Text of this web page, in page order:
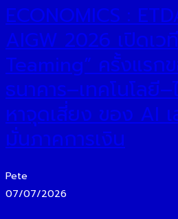
ECONOMICS :
AIGW 2026 เปิดเว
Teaming” ครั้งแรก
ธนาคาร–เทคโนโลยี
หาจุดเสี่ยง ของ AI
มั่นภาคการเงิน
Pete
07/07/2026